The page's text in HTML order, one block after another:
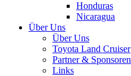
Honduras
Nicaragua
Über Uns
Über Uns
Toyota Land Cruiser
Partner & Sponsoren
Links